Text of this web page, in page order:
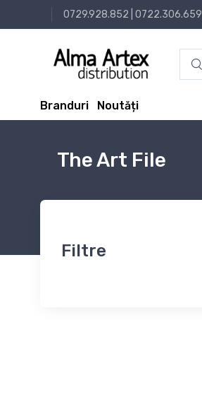
0729.928.852 0722.306.659
Branduri Noutăți
The Art File
Filtre